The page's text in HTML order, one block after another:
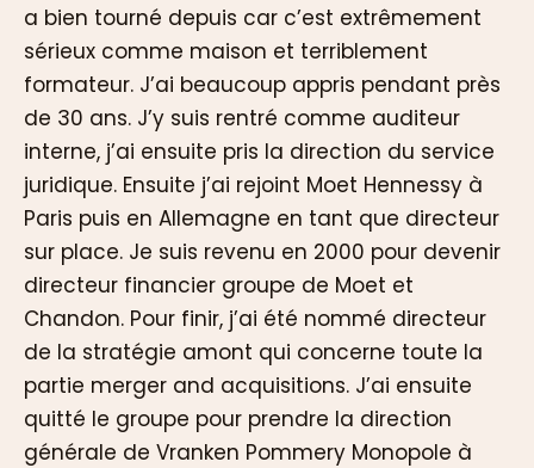
a bien tourné depuis car c’est extrêmement
sérieux comme maison et terriblement
formateur. J’ai beaucoup appris pendant près
de 30 ans. J’y suis rentré comme auditeur
interne, j’ai ensuite pris la direction du service
juridique. Ensuite j’ai rejoint Moet Hennessy à
Paris puis en Allemagne en tant que directeur
sur place. Je suis revenu en 2000 pour devenir
directeur financier groupe de Moet et
Chandon. Pour finir, j’ai été nommé directeur
de la stratégie amont qui concerne toute la
partie merger and acquisitions. J’ai ensuite
quitté le groupe pour prendre la direction
générale de Vranken Pommery Monopole à